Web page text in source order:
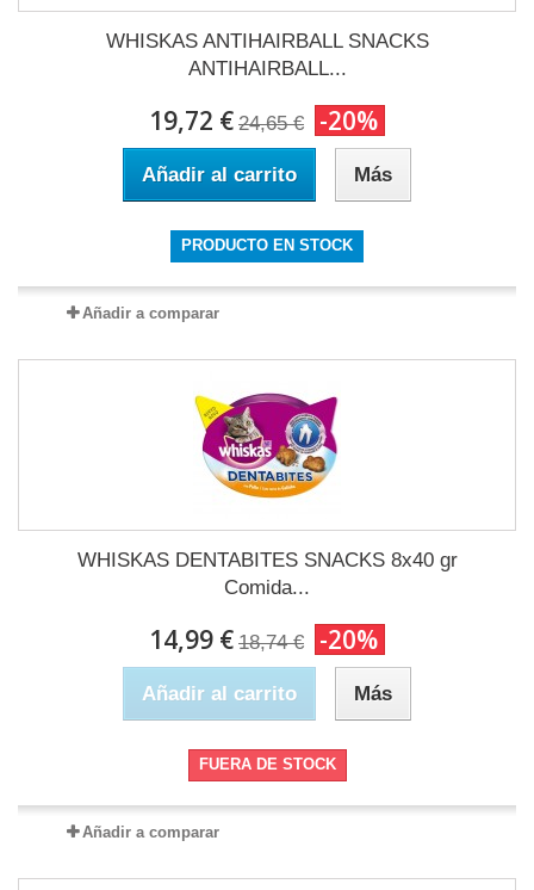
WHISKAS ANTIHAIRBALL SNACKS
ANTIHAIRBALL...
19,72 € 24,65 € -20%
Añadir al carrito Más
PRODUCTO EN STOCK
Añadir a comparar
WHISKAS DENTABITES SNACKS 8x40 gr
Comida...
14,99 € 18,74 € -20%
Añadir al carrito Más
FUERA DE STOCK
Añadir a comparar